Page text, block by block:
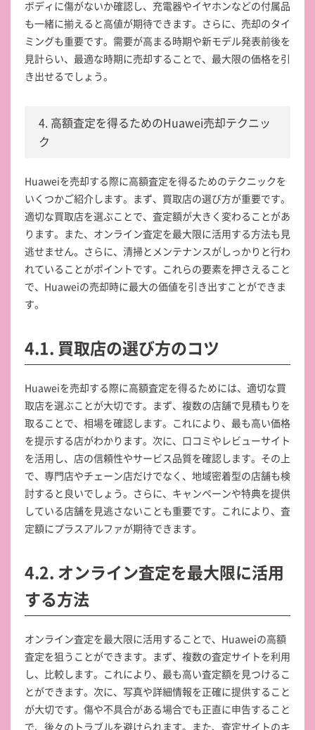
ボディに傷がないか確認し、充電器やイヤホンなどの付属品
も一緒に揃えると高値が期待できます。さらに、売却のタイ
ミングも重要です。需要が高まる時期や新モデル発表前後を
見計らい、最適な時期に売却することで、最大限の価格を引
き出せるでしょう。
4. 高額査定を得るためのHuawei売却テクニッ
ク
Huaweiを売却する際に高額査定を得るためのテクニックを
いくつかご紹介します。まず、買取店の選び方が重要です。
適切な買取店を選ぶことで、査定額が大きく変わることがあ
ります。また、オンライン査定を最大限に活用する方法も見
逃せません。さらに、清掃とメンテナンスがしっかりと行わ
れていることがポイントです。これらの要素を押さえること
で、Huaweiの売却時に最大の価値を引き出すことができま
す。
4.1. 買取店の選び方のコツ
Huaweiを売却する際に高額査定を得るためには、適切な買
取店を選ぶことが大切です。まず、複数の店舗で見積もりを
取ることで、相場を確認します。これにより、最も高い価格
を提示する店がわかります。次に、口コミやレビューサイト
を活用し、店の信頼性やサービス品質を確認します。その上
で、専門店やチェーン店だけでなく、地域密着型の店舗も検
討すると良いでしょう。さらに、キャンペーンや特典を提供
している店舗を見逃さないことも重要です。これにより、査
定額にプラスアルファが期待できます。
4.2. オンライン査定を最大限に活用
する方法
オンライン査定を最大限に活用することで、Huaweiの高額
査定を狙うことができます。まず、複数の査定サイトを利用
し、比較します。これにより、最も高い査定額を見つけるこ
とができます。次に、写真や詳細情報を正確に提供すること
が大切です。傷や不具合がある場合でも正直に申告すること
で、後々のトラブルを避けられます。また、査定サイトのキ